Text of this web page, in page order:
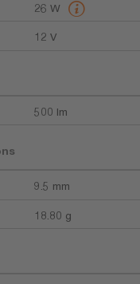
26 W
12 V
500 lm
9.5 mm
18.80 g